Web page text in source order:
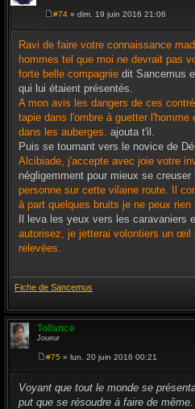
s
a
g
e
#74 » dim. 19 juin 2016 21:06
Ravi de faire votre connaissance
hommes tel que moi ne devrait pas
forte belle compagnie dit Sancemus
qui lui étaient présentés.
A mon avis les dangers de ces
tapie dans l'ombre à guetter l'homme
dans les auberges. ajouta t'il.
Puis se tournant vers le novice de
Alcibiade, j'accepte avec joie votre
négligemment pour mieux se creuser
personne sur cette vilaine route. Il
à part quelques bruits je ne peux rien
Il leva les yeux vers les caravaniers
autorisez, je jetterai volontiers un œil
relevées.
Fiche de Sancemus
Tollance
Joueur
s
s
a
#75 » lun. 20 juin 2016 00:21
Voyant que tout le monde se
put que se résoudre à faire de même.